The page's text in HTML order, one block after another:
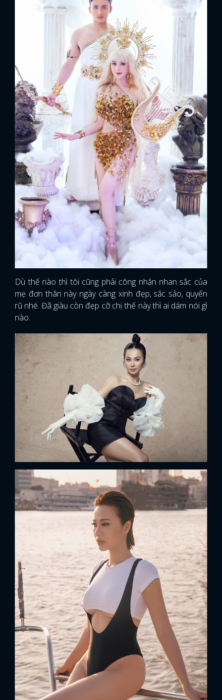
Dù thế nào thì tôi cũng phải công nhận nhan sắc của
mẹ đơn thân này ngày càng xinh đẹp, sắc sảo, quyến
rũ nhé. Đã giàu còn đẹp cỡ chị thế này thì ai dám nói gì
nào.